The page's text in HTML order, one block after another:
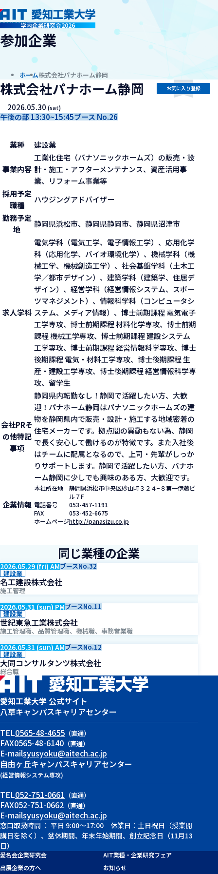
学内企業研究会2026
company
参加企業
ホーム株式会社パナホーム静岡
株式会社パナホーム静岡
2026.05.30(sat)
午後の部 13:30~15:45ブース No.26
お気に入り登録
業種 建設業
事業内容
工業化住宅（パナソニックホームズ）の販売・設
計・施工・アフターメンテナンス、資産活用事
業、リフォーム事業等
採用予定
職種
ハウジングアドバイザー
勤務予定
地
静岡県浜松市、静岡県静岡市、静岡県沼津市
求人学科
電気学科（電気工学、電子情報工学）、応用化学
科（応用化学、バイオ環境化学）、機械学科（機
械工学、機械創造工学）、社会基盤学科（土木工
学／都市デザイン）、建築学科（建築学、住居デ
ザイン）、経営学科（経営情報システム、スポー
ツマネジメント）、情報科学科（コンピュータシ
ステム、メディア情報）、博士前期課程 電気電子
工学専攻、博士前期課程 材料化学専攻、博士前期
課程 機械工学専攻、博士前期課程 建設システム
工学専攻、博士前期課程 経営情報科学専攻、博士
後期課程 電気・材料工学専攻、博士後期課程 生
産・建設工学専攻、博士後期課程 経営情報科学専
攻、留学生
会社PRそ
の他特記
事項
静岡県内転勤なし！静岡で活躍したい方、大歓
迎！パナホーム静岡はパナソニックホームズの建
物を静岡県内で販売・設計・施工する地域密着の
住宅メーカーです。拠点間の異動もない為、静岡
で長く安心して働けるのが特徴です。また入社後
はチームに配属となるので、上司・先輩がしっか
りサポートします。静岡で活躍したい方、パナホ
ーム静岡に少しでも興味のある方、大歓迎です。
企業情報
本社所在地
静岡県浜松市中央区砂山町３２４−８第一伊藤ビ
ル７F
電話番号
053-457-1191
FAX
053-452-6675
ホームページhttp://panasizu.co.jp
同じ業種の企業
2026.05.29 (fri) AMブースNo.32
建設業
名工建設株式会社
施工管理
2026.05.31 (sun) PMブースNo.11
建設業
世紀東急工業株式会社
施工管理職、品質管理職、機械職、事務営業職
2026.05.31 (sun) AMブースNo.12
建設業
大同コンサルタンツ株式会社
総合職
愛知工業大学 公式サイト
八草キャンパスキャリアセンター
TEL0565-48-4655 （直通）
FAX0565-48-6140 （直通）
E-mailsyusyoku@aitech.ac.jp
自由ヶ丘キャンパスキャリアセンター
(経営情報システム専攻)
TEL052-751-0661 （直通）
FAX052-751-0662 （直通）
E-mailsyusyoku@aitech.ac.jp
窓口取扱時間 ： 平日 9:00～17:00 休業日：土日祝日（授業開
講日を除く）、盆休期間、年末年始期間、創立記念日（11月13
日）
愛名会企業研究会
AIT業種・企業研究フェア
出展企業の方へ
お知らせ